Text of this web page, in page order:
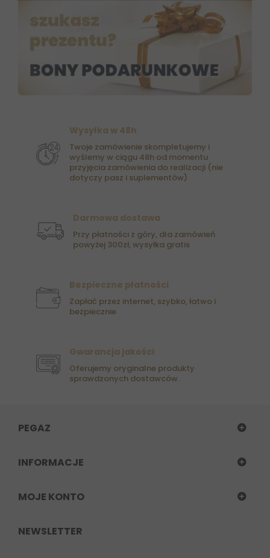
Wysyłka w 48h
Twoje zamówienie skompletujemy i
wyślemy w ciągu 48h od momentu
przyjęcia zamówienia do realizacji (nie
dotyczy pasz i suplementów)
Darmowa dostawa
Przy płatności z góry, dla zamówień
powyżej 300zł, wysyłka gratis
Bezpieczne płatności
Zapłać przez internet, szybko, łatwo i
bezpiecznie
Gwarancja jakości
Oferujemy oryginalne produkty
sprawdzonych dostawców.
PEGAZ
INFORMACJE
MOJE KONTO
NEWSLETTER